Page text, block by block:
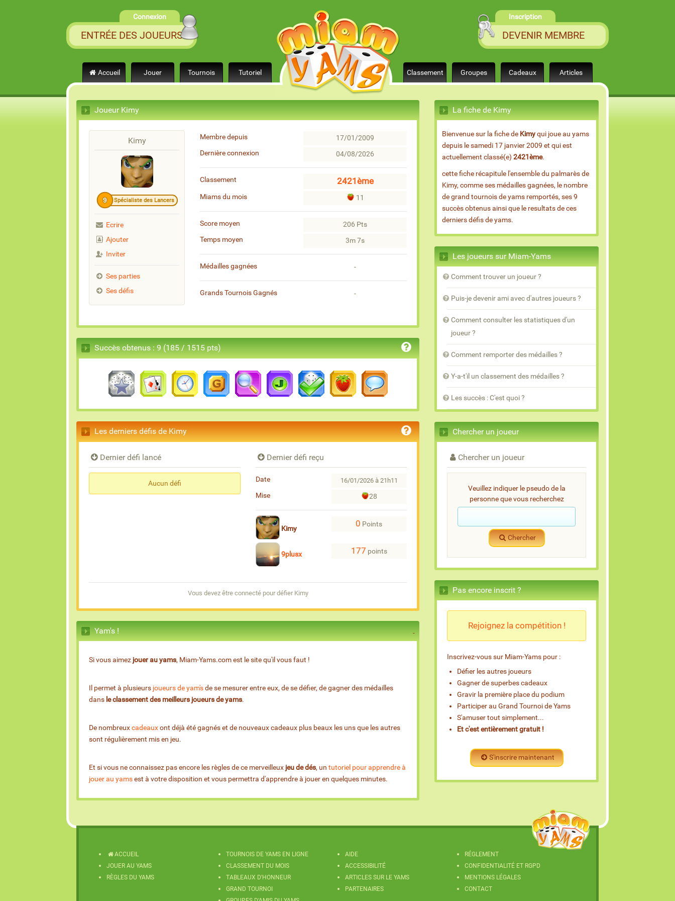
Connexion
ENTRÉE DES JOUEURS
Inscription
DEVENIR MEMBRE
Accueil Jouer Tournois Tutoriel Classement Groupes Cadeaux Articles
Joueur Kimy
Kimy
9 Spécialiste des Lancers
Ecrire
Ajouter
Inviter
Ses parties
Ses défis
Membre depuis
17/01/2009
Dernière connexion
04/08/2026
Classement 2421ème
Miams du mois 11
Score moyen
206 Pts
Temps moyen
3m 7s
Médailles gagnées -
Grands Tournois Gagnés -
Succès obtenus : 9 (185 / 1515 pts)
Les derniers défis de Kimy
Dernier défi lancé
Aucun défi
Dernier défi reçu
Date 16/01/2026 à 21h11
Mise 28
Kimy
0 Points
9plusx 177 points
Vous devez être connecté pour défier Kimy
Yam's !
Si vous aimez jouer au yams, Miam-Yams.com est le site qu'il vous faut !
Il permet à plusieurs joueurs de yam'sde se mesurer entre eux, de se défier, de gagner des médailles
dans le classement des meilleurs joueurs de yams.
De nombreuxcadeauxont déjà été gagnés et de nouveaux cadeaux plus beaux les uns que les autres
sont régulièrement mis en jeu.
Et si vous ne connaissez pas encore les règles de ce merveilleux jeu de dés, un tutoriel pour apprendre à
jouer au yamsest à votre disposition et vous permettra d'apprendre à jouer en quelques minutes.
La fiche de Kimy
Bienvenue sur la fiche de Kimyqui joue au yams
depuis le samedi 17 janvier 2009 et qui est
actuellement classé(e)2421ème.
cette fiche récapitule l'ensemble du palmarès de
Kimy, comme ses médailles gagnées, le nombre
de grand tournois de yams remportés, ses 9
succès obtenus ainsi que le resultats de ces
derniers défis de yams.
Les joueurs sur Miam-Yams
Comment trouver un joueur ?
Puis-je devenir ami avec d'autres joueurs ?
Comment consulter les statistiques d'un
joueur ?
Comment remporter des médailles ?
Y-a-t'il un classement des médailles ?
Les succès : C'est quoi ?
Chercher un joueur
Chercher un joueur
Veuillez indiquer le pseudo de la
personne que vous recherchez
Chercher
Pas encore inscrit ?
Rejoignez la compétition !
Inscrivez-vous sur Miam-Yams pour :
Défier les autres joueurs
Gagner de superbes cadeaux
Gravir la première place du podium
Participer au Grand Tournoi de Yams
S'amuser tout simplement...
Et c'est entièrement gratuit !
S'inscrire maintenant
ACCUEIL
JOUER AU YAMS
RÈGLES DU YAMS
TOURNOIS DE YAMS EN LIGNE
CLASSEMENT DU MOIS
TABLEAUX D'HONNEUR
GRAND TOURNOI
AIDE
ACCESSIBILITÉ
ARTICLES SUR LE YAMS
PARTENAIRES
RÉGLEMENT
CONFIDENTIALITÉ ET RGPD
MENTIONS LÉGALES
CONTACT